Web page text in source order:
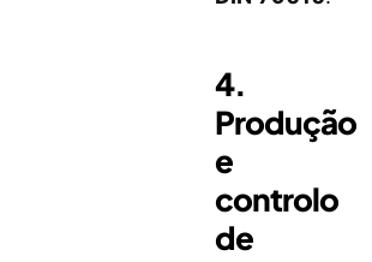
4.
Produção
e
controlo
de